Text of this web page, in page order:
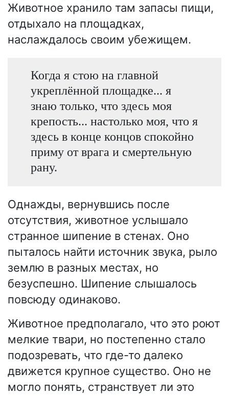
Животное хранило там запасы пищи,
отдыхало на площадках,
наслаждалось своим убежищем.
Когда я стою на главной
укреплённой площадке... я
знаю только, что здесь моя
крепость... настолько моя, что я
здесь в конце концов спокойно
приму от врага и смертельную
рану.
Однажды, вернувшись после
отсутствия, животное услышало
странное шипение в стенах. Оно
пыталось найти источник звука, рыло
землю в разных местах, но
безуспешно. Шипение слышалось
повсюду одинаково.
Животное предполагало, что это роют
мелкие твари, но постепенно стало
подозревать, что где-то далеко
движется крупное существо. Оно не
могло понять, странствует ли это